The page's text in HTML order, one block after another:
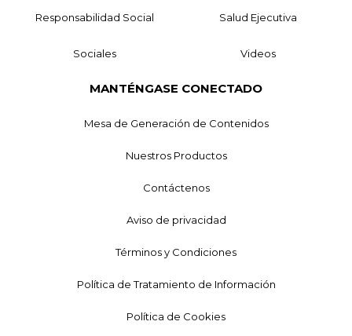
Responsabilidad Social Salud Ejecutiva
Sociales Videos
MANTÉNGASE CONECTADO
Mesa de Generación de Contenidos
Nuestros Productos
Contáctenos
Aviso de privacidad
Términos y Condiciones
Política de Tratamiento de Información
Política de Cookies